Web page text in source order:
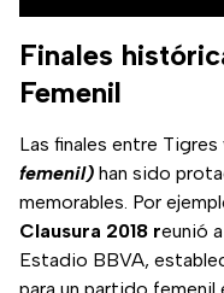
Finales
Femenil
Las finales entre Tigres
femenil) han sido
memorables. Por
Clausura 2018 reunió
Estadio BBVA,